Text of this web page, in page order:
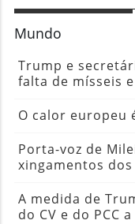
Mundo
Trump e
falta de mísseis
O calor europeu
Porta-voz de
xingamentos
A medida de
do CV e do PCC